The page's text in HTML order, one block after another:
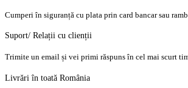
Cumperi în siguranță cu plata prin card bancar sau
Suport/ Relații cu clienții
Trimite un email și vei primi răspuns în cel mai scurt
Livrări în toată România